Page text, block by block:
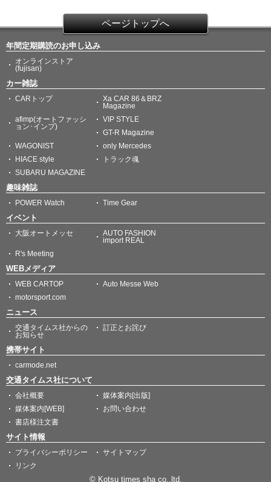
ページトップへ
年間定期購読のお申し込み
オンラインストア
(fujisan)
カー雑誌
CARトップ
Xa CAR 86＆BRZ
Magazine
afimp(オートファッシ
ョン･インプ)
VIP STYLE
GT-R Magazine
WAGONIST
only Mercedes
HIACE style
トラック魂
SUBARU MAGAZINE
趣味雑誌
POWER Watch Time Gear
イベント
大阪オートメッセ
AUTO FASHION
import REAL
R's Meeting
WEBメディア
WEB CARTOP
Auto Messe Web
motorsport.com
ニュース
交通タイムス社からの
お知らせ
訂正とお詫び
携帯サイト
carmode.net
交通タイムス社について
会社概要
媒体案内[出版]
媒体案内[WEB]
お問い合わせ
書店様注文書
サイト情報
プライバシーポリシー
サイトマップ
リンク
© Kotsu times sha co.,ltd.